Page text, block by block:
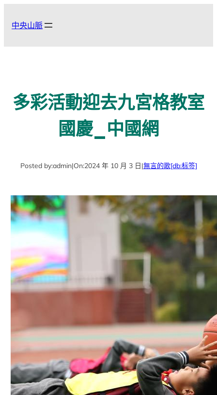
中央山脈
多彩活動迎去九宮格教室
國慶_中國網
Posted by:admin|On:2024 年 10 月 3 日|無言的歌[db:标签]